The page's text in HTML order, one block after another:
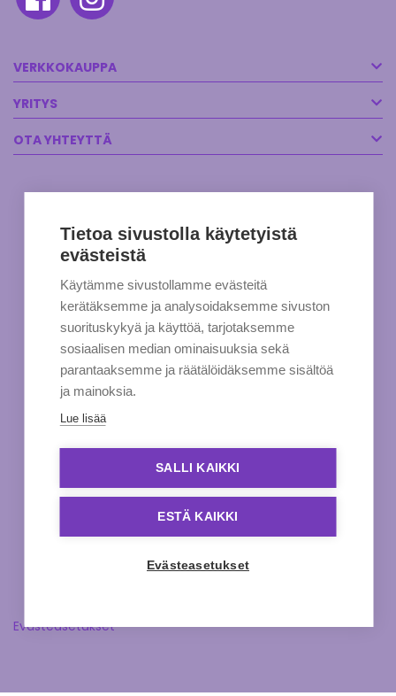
VERKKOKAUPPA
YRITYS
OTA YHTEYTTÄ
Evästeasetukset
Tietoa sivustolla käytetyistä
evästeistä
Käytämme sivustollamme evästeitä
kerätäksemme ja analysoidaksemme sivuston
suorituskykyä ja käyttöä, tarjotaksemme
sosiaalisen median ominaisuuksia sekä
parantaaksemme ja räätälöidäksemme sisältöä
ja mainoksia.
Lue lisää
SALLI KAIKKI
ESTÄ KAIKKI
Evästeasetukset